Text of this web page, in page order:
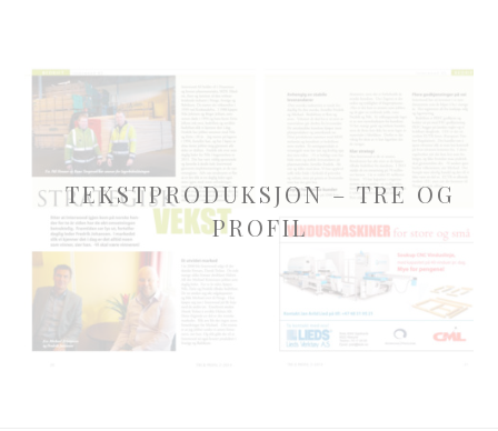
TEKSTPRODUKSJON – TRE OG
PROFIL